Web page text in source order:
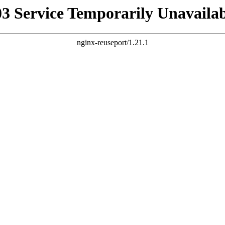
Service Temporarily
nginx-reuseport/1.21.1